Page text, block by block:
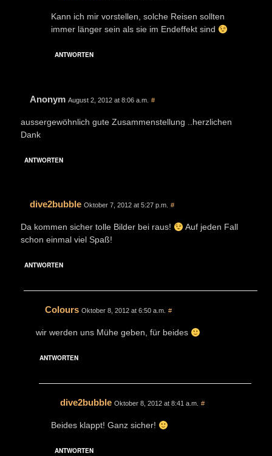
Kann ich mir vorstellen, solche Reisen sollten
immer länger sein als sie im Endeffekt sind
ANTWORTEN
Anonym August 2, 2012 at 8:06 a.m. #
aussergewöhnlich gute Zusammenstellung ..herzlichen
Dank
ANTWORTEN
dive2bubble Oktober 7, 2012 at 5:27 p.m. #
Da kommen sicher tolle Bilder bei raus!
Auf jeden Fall
schon einmal viel Spaß!
ANTWORTEN
Colours Oktober 8, 2012 at 6:50 a.m. #
wir werden uns Mühe geben, für beides
ANTWORTEN
dive2bubble Oktober 8, 2012 at 8:41 a.m. #
Beides klappt! Ganz sicher!
ANTWORTEN